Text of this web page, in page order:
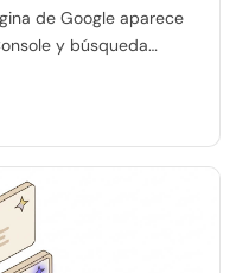
de Google aparece
y búsqueda
Con un caso real.